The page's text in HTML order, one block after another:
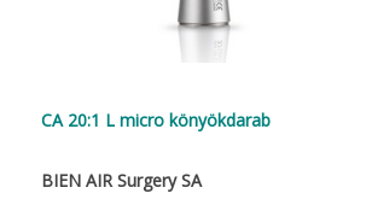
CA 20:1 L micro könyökdarab
BIEN AIR Surgery SA